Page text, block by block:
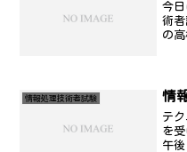
今
術者
の
や
情報処理技術者試験 情
テ
を
午